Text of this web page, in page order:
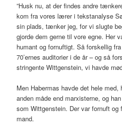
”Husk nu, at der findes andre
kom fra vores lærer i tekstanalyse
sin plads, tænker jeg, for vi slugte
gjorde dem gerne til vore egne. Her
humant og fornuftigt. Så forskellig
70’ernes auditorier i de år – og så
stringente Wittgenstein, vi havde
Men Habermas havde det hele
anden måde end marxisterne, og
som Wittgenstein. Der var fornuft og
mand.